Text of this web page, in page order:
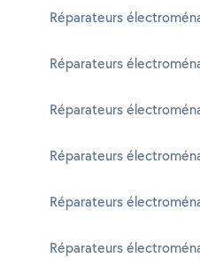
Réparateurs
Réparateurs
Réparateurs
Réparateurs
Réparateurs
Réparateurs